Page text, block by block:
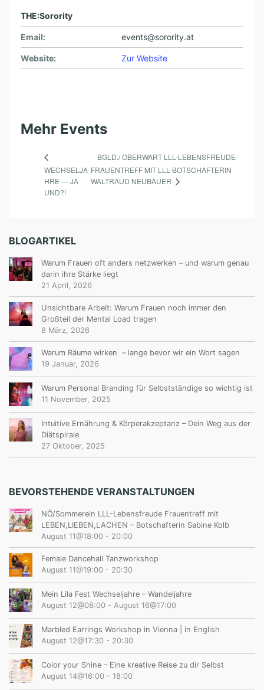
THE:Sorority
Email: events@sorority.at
Website: Zur Website
Mehr Events
WECHSELJA
HRE — JA
UND?!
BGLD./ OBERWART LLL-LEBENSFREUDE
FRAUENTREFF MIT LLL-BOTSCHAFTERIN
WALTRAUD NEUBAUER
BLOGARTIKEL
Warum Frauen oft anders netzwerken – und warum genau
darin ihre Stärke liegt
21 April, 2026
Unsichtbare Arbeit: Warum Frauen noch immer den
Großteil der Mental Load tragen
8 März, 2026
Warum Räume wirken – lange bevor wir ein Wort sagen
19 Januar, 2026
Warum Personal Branding für Selbstständige so wichtig ist
11 November, 2025
Intuitive Ernährung & Körperakzeptanz – Dein Weg aus der
Diätspirale
27 Oktober, 2025
BEVORSTEHENDE VERANSTALTUNGEN
NÖ/Sommerein LLL-Lebensfreude Frauentreff mit
LEBEN,LIEBEN,LACHEN – Botschafterin Sabine Kolb
August 11@18:00 - 20:00
Female Dancehall Tanzworkshop
August 11@19:00 - 20:30
Mein Lila Fest Wechseljahre – Wandeljahre
August 12@08:00 - August 16@17:00
Marbled Earrings Workshop in Vienna | in English
August 12@17:30 - 20:30
Color your Shine – Eine kreative Reise zu dir Selbst
August 14@16:00 - 18:00